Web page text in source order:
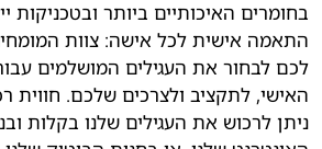
בחומרים האיכותיים ביותר ובטכניקות
התאמה אישית לכל אישה: צוות
לכם לבחור את העגילים המושלמים
האישי, לתקציב ולצרכים שלכם. חווית
ניתן לרכוש את העגילים שלנו בקלות